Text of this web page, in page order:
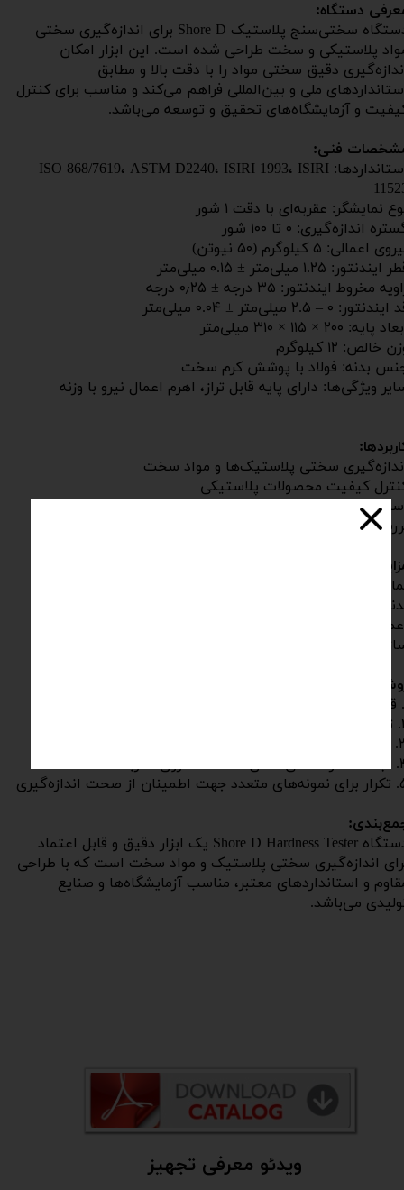
دستگاه:
دستگاه سختی‌سنج پلاستیک Shore D برای اندازه‌گیری سختی
پلاستیکی و سخت طراحی شده است. این ابزار امکان
دقیق سختی مواد را با دقت بالا و مطابق
ملی و بین‌المللی فراهم می‌کند و مناسب برای کنترل
و آزمایشگاه‌های تحقیق و توسعه می‌باشد.
فنی:
استانداردها: ISO 868/7619، ASTM D2240، ISIRI 1993، ISIRI
نمایشگر: عقربه‌ای با دقت ۱ شور
اندازه‌گیری: ۰ تا ۱۰۰ شور
اعمالی: ۵ کیلوگرم (۵۰ نیوتن)
۱.۲۵ میلی‌متر ± ۰.۱۵ میلی‌متر
مخروط ایندنتور: ۳۵ درجه ± ۰٫۲۵ درجه​​​​​​​
۰ – ۲.۵ میلی‌متر ± ۰.۰۴ میلی‌متر
پایه: ۲۰۰ × ۱۱۵ × ۳۱۰ میلی‌متر
خالص: ۱۲ کیلوگرم
بدنه: فولاد با پوشش کرم سخت
ویژگی‌ها: دارای پایه قابل تراز، اهرم اعمال نیرو با وزنه
سختی پلاستیک‌ها و مواد سخت
کیفیت محصولات پلاستیکی
در آزمایشگاه‌های تحقیق و توسعه
خواص مکانیکی مواد سخت
عقربه‌ای دقیق و کاربرپسند
مقاوم فولادی با پوشش کرم سخت
نیروی یکنواخت توسط اهرم وزنه
با استانداردهای ملی و بین‌المللی
انجام آزمون:
شونده
با اهرم
روی عقربه
صحت اندازه‌گیری
دستگاه Shore D Hardness Tester یک ابزار دقیق و قابل اعتماد
اندازه‌گیری سختی پلاستیک و مواد سخت است که با طراحی
و استانداردهای معتبر، مناسب آزمایشگاه‌ها و صنایع
می‌باشد.​​​​​​​
ویدئو معرفی تجهیز